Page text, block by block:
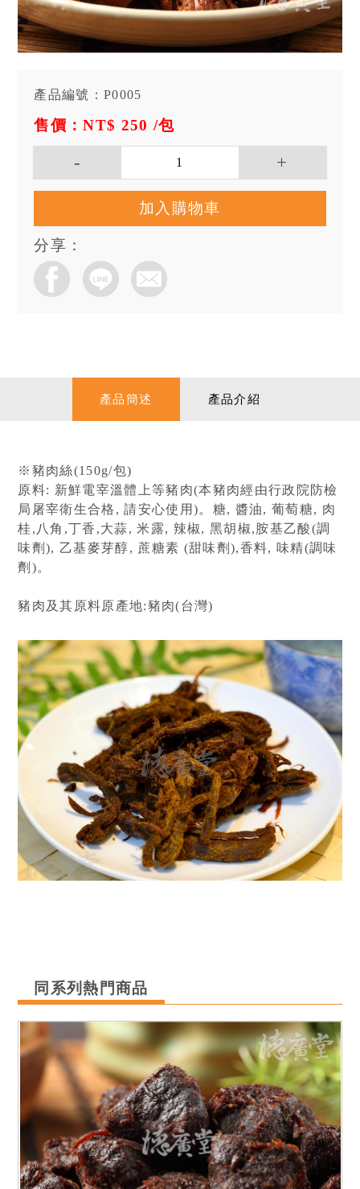
產品編號：P0005
售價：NT$ 250 /包
加入購物車
分享：
產品簡述 產品介紹
※豬肉絲(150g/包)
原料: 新鮮電宰溫體上等豬肉(本豬肉經由行政院防檢
局屠宰衛生合格, 請安心使用)。糖, 醬油, 葡萄糖, 肉
桂,八角,丁香,大蒜, 米露, 辣椒, 黑胡椒,胺基乙酸(調
味劑), 乙基麥芽醇, 蔗糖素 (甜味劑),香料, 味精(調味
劑)。
豬肉及其原料原產地:豬肉(台灣)
同系列熱門商品